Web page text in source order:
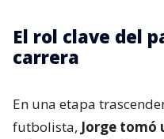
El rol clave del
carrera
En una etapa
futbolista, Jorge tomó